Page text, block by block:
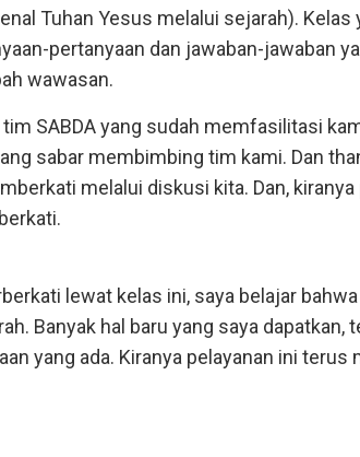
Tuhan Yesus melalui sejarah). Kelas
pertanyaan dan jawaban-jawaban
wawasan.
SABDA yang sudah memfasilitasi
sabar membimbing tim kami. Dan
melalui diskusi kita. Dan,
lewat kelas ini, saya belajar
Banyak hal baru yang saya dapatkan,
yang ada. Kiranya pelayanan ini